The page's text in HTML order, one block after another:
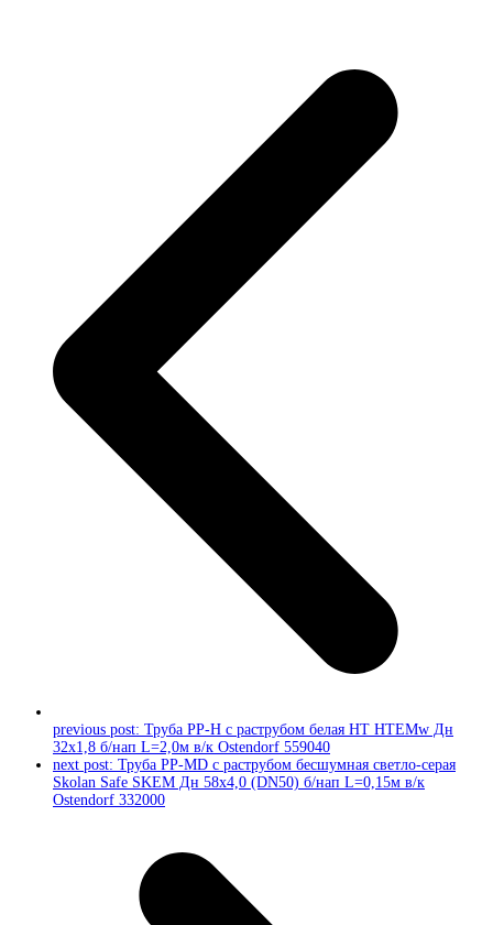
previous post: Труба PP-H с раструбом белая HT HTEMw Дн
32х1,8 б/нап L=2,0м в/к Ostendorf 559040
next post: Труба PP-MD с раструбом бесшумная светло-серая
Skolan Safe SKEM Дн 58х4,0 (DN50) б/нап L=0,15м в/к
Ostendorf 332000